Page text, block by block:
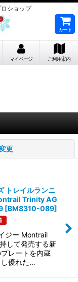
ショップ
カート
マイページ ご利用案内
更
トレイルランニ
Trinity AG
[BM8310-089]
ジー Montrail
して発売する新
レートを内蔵
し優れた…